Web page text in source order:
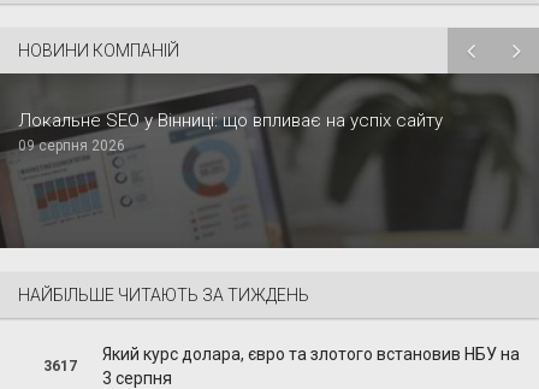
НОВИНИ КОМПАНІЙ
Локальне SEO у Вінниці: що впливає на успіх сайту
09 серпня 2026
НАЙБІЛЬШЕ ЧИТАЮТЬ ЗА ТИЖДЕНЬ
3617
Який курс долара, євро та злотого встановив НБУ на
3 серпня